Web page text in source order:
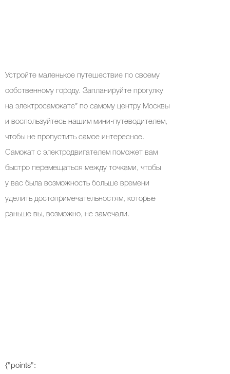
Устройте маленькое путешествие по своему
собственному городу. Запланируйте прогулку
на электросамокате* по самому центру Москвы
и воспользуйтесь нашим мини-путеводителем,
чтобы не пропустить самое интересное.
Самокат с электродвигателем поможет вам
быстро перемещаться между точками, чтобы
у вас была возможность больше времени
уделить достопримечательностям, которые
раньше вы, возможно, не замечали.
{"points":